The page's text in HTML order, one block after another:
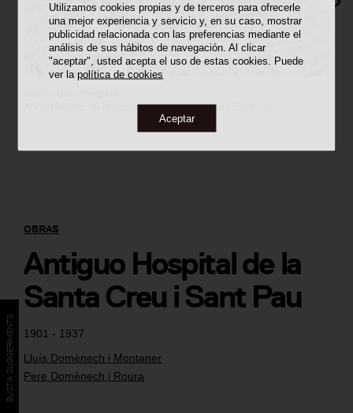
Utilizamos cookies propias y de terceros para ofrecerle
una mejor experiencia y servicio y, en su caso, mostrar
publicidad relacionada con las preferencias mediante el
análisis de sus hábitos de navegación. Al clicar
"aceptar", usted acepta el uso de estas cookies. Puede
ver lapolítica de cookies
Aceptar
1901 - 1937
Lluís Domènech i Montaner
Pere Domènech i Roura
OBRAS
Antiguo Hospital de la
Santa Creu i Sant Pau
Arxiu Històric de l’Hospital de la Santa Creu i Sant Pau
BÚSTIA SUGGERIMENTS